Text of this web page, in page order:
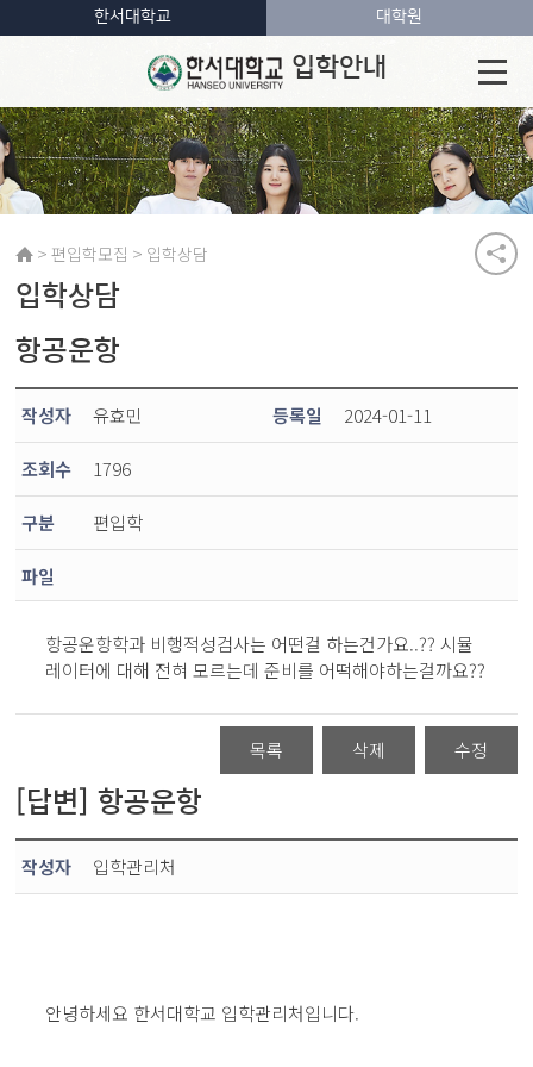
입학안내
한서대학교 대학원
>편입학모집 > 입학상담
입학상담
항공운항
작성자 유효민 등록일 2024-01-11
조회수 1796
구분 편입학
파일
항공운항학과 비행적성검사는 어떤걸 하는건가요..?? 시뮬
레이터에 대해 전혀 모르는데 준비를 어떡해야하는걸까요??
목록 삭제 수정
[답변] 항공운항
작성자 입학관리처
안녕하세요 한서대학교 입학관리처입니다.